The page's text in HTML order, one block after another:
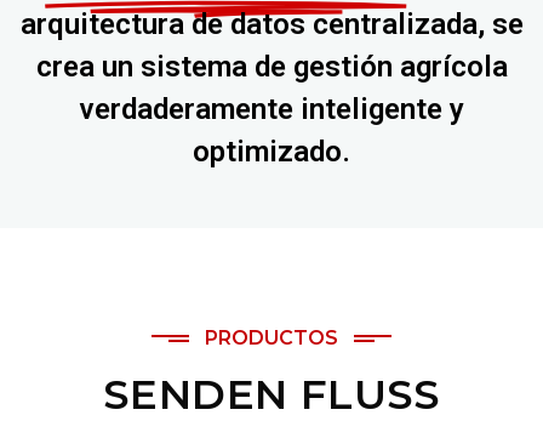
arquitectura de datos centralizada, se
crea un sistema de gestión agrícola
verdaderamente inteligente y
optimizado.
PRODUCTOS
SENDEN FLUSS